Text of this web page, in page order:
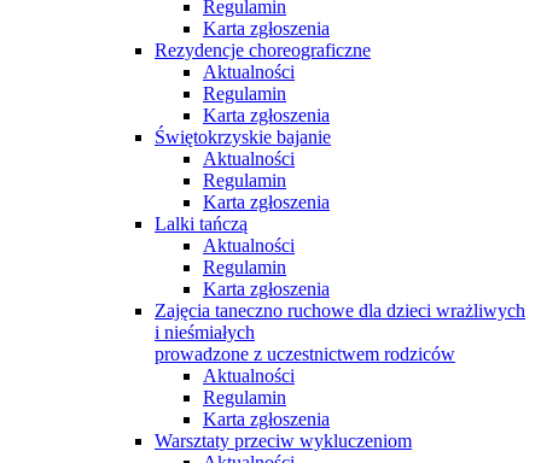
Regulamin
Karta zgłoszenia
Rezydencje choreograficzne
Aktualności
Regulamin
Karta zgłoszenia
Świętokrzyskie bajanie
Aktualności
Regulamin
Karta zgłoszenia
Lalki tańczą
Aktualności
Regulamin
Karta zgłoszenia
Zajęcia taneczno ruchowe dla dzieci wrażliwych
i nieśmiałych
prowadzone z uczestnictwem rodziców
Aktualności
Regulamin
Karta zgłoszenia
Warsztaty przeciw wykluczeniom